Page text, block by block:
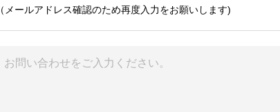
（メールアドレス確認のため再度入力をお願いします)